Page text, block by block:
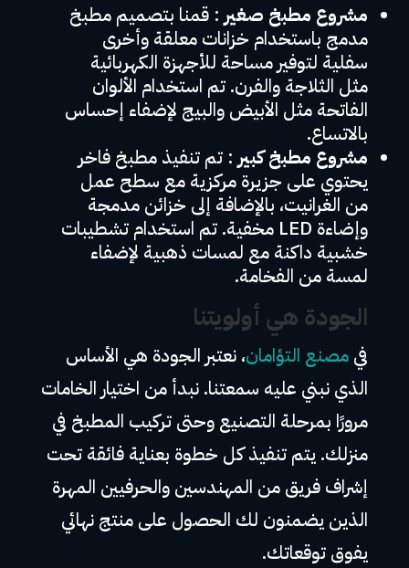
مشروع مطبخ صغير: قمنا بتصميم مطبخ
مدمج باستخدام خزانات معلقة وأخرى
سفلية لتوفير مساحة للأجهزة الكهربائية
مثل الثلاجة والفرن. تم استخدام الألوان
الفاتحة مثل الأبيض والبيج لإضفاء إحساس
بالاتساع.
مشروع مطبخ كبير: تم تنفيذ مطبخ فاخر
يحتوي على جزيرة مركزية مع سطح عمل
من الغرانيت، بالإضافة إلى خزائن مدمجة
وإضاءة LED مخفية. تم استخدام تشطيبات
خشبية داكنة مع لمسات ذهبية لإضفاء
لمسة من الفخامة.
الجودة هي أولويتنا
في مصنع التؤامان، نعتبر الجودة هي الأساس
الذي نبني عليه سمعتنا. نبدأ من اختيار الخامات
مرورًا بمرحلة التصنيع وحتى تركيب المطبخ في
منزلك. يتم تنفيذ كل خطوة بعناية فائقة تحت
إشراف فريق من المهندسين والحرفيين المهرة
الذين يضمنون لك الحصول على منتج نهائي
يفوق توقعاتك.